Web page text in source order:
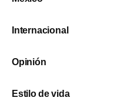
Internacional
Opinión
Estilo de vida